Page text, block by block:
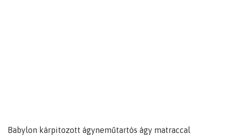
Babylon kárpitozott ágyneműtartós ágy matraccal